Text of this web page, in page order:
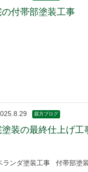
付帯部塗装工事
親方ブログ
装の最終仕上げ工
ランダ塗装工事 付帯部塗